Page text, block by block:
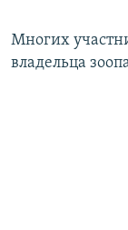
Многих
владельца